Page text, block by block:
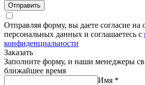
Отправить
Отправляя форму, вы даете согласие на
персональных данных и соглашаетесь с
конфиденциальности
Заказать
Заполните форму, и наши менеджеры
ближайшее время
Имя *